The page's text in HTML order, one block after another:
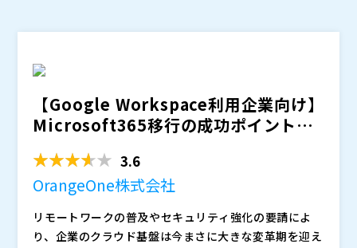
【Google Workspace利用企業向け】
Microsoft365移行の成功ポイント
3.6
OrangeOne株式会社
リモートワークの普及やセキュリティ強化の要請によ
り、企業のクラウド基盤は今まさに大きな変革期を迎え